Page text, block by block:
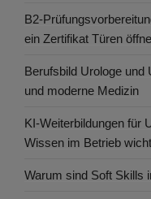
B2-
ein Zertifikat Türen
Berufsbild Urologe und
und moderne Medizin
KI-Weiterbildungen für
Wissen im Betrieb
Warum sind Soft Skills